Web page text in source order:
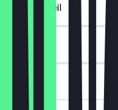
~€ 3 Vorteil
90 Tage
vor Ort